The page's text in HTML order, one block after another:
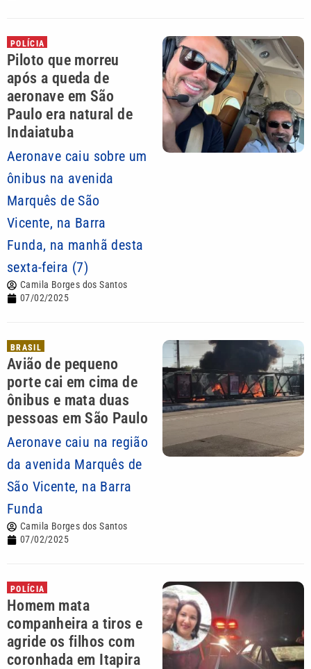
POLÍCIA
Piloto que morreu
após a queda de
aeronave em São
Paulo era natural de
Indaiatuba
Aeronave caiu sobre um
ônibus na avenida
Marquês de São
Vicente, na Barra
Funda, na manhã desta
sexta-feira (7)
Camila Borges dos Santos
07/02/2025
BRASIL
Avião de pequeno
porte cai em cima de
ônibus e mata duas
pessoas em São Paulo
Aeronave caiu na região
da avenida Marquês de
São Vicente, na Barra
Funda
Camila Borges dos Santos
07/02/2025
POLÍCIA
Homem mata
companheira a tiros e
agride os filhos com
coronhada em Itapira